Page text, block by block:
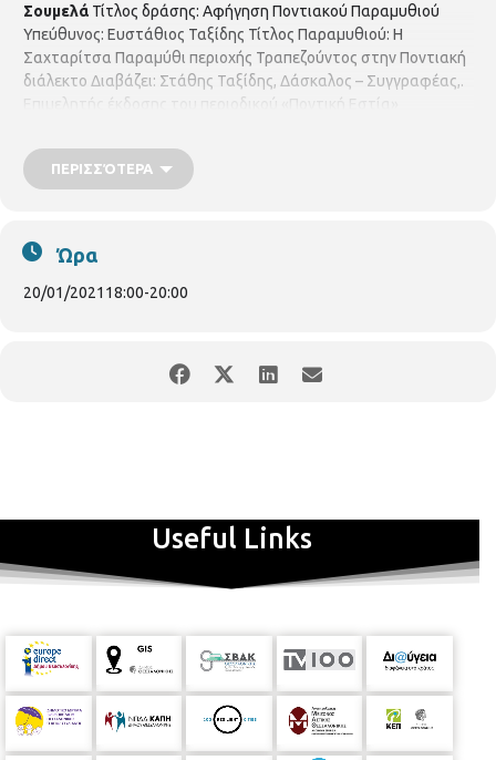
Σουμελά Τίτλος δράσης: Αφήγηση Ποντιακού Παραμυθιού
Υπεύθυνος: Ευστάθιος Ταξίδης Τίτλος Παραμυθιού: Η
Σαχταρίτσα Παραμύθι περιοχής Τραπεζούντος στην Ποντιακή
διάλεκτο Διαβάζει: Στάθης Ταξίδης, Δάσκαλος – Συγγραφέας,.
Επιμελητής έκδοσης του περιοδικού «Ποντική Εστία»
pwd=OG42TGNieklHNmFDTUhsME9zZklGdz09
ΠΕΡΙΣΣΌΤΕΡΑ
Ώρα
20/01/2021 18:00-20:00
Useful Links